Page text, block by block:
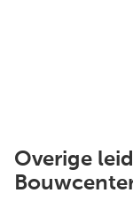
Overige